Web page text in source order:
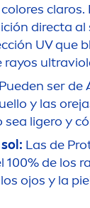
colores claros.
directa al
UV que
Pueden ser de
y las
sea ligero y
Las de
de los
ojos y la